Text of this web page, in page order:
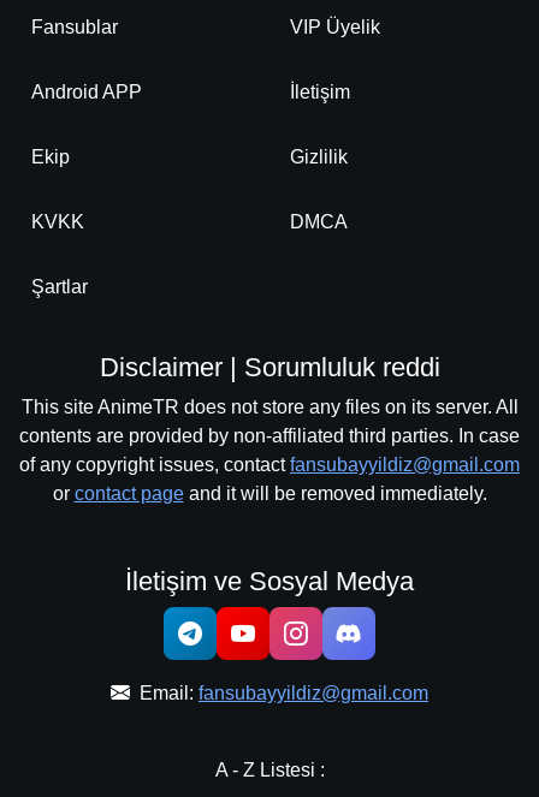
Fansublar VIP Üyelik
Android APP İletişim
Ekip Gizlilik
KVKK DMCA
Şartlar
Disclaimer | Sorumluluk reddi
This site AnimeTR does not store any files on its server. All
contents are provided by non-affiliated third parties. In case
of any copyright issues, contactfansubayyildiz@gmail.com
or contact pageand it will be removed immediately.
İletişim ve Sosyal Medya
Email: fansubayyildiz@gmail.com
A - Z Listesi :